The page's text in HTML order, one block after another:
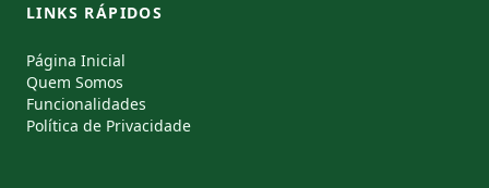
LINKS RÁPIDOS
Página Inicial
Quem Somos
Funcionalidades
Política de Privacidade